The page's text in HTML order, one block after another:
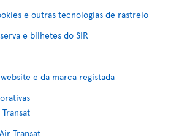
e outras tecnologias de rastreio
e bilhetes do SIR
e da marca registada
Transat